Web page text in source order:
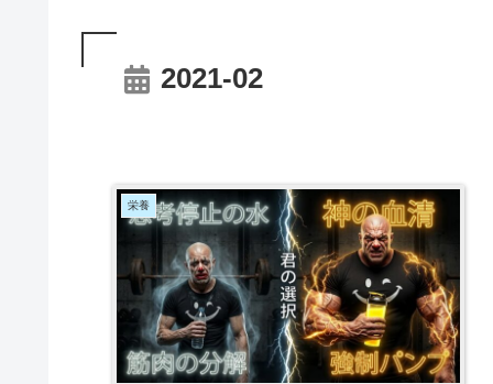
2021-02
栄養